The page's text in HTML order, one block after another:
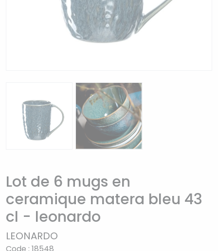
Lot de 6 mugs en
ceramique matera bleu 43
cl - leonardo
LEONARDO
Code : 18548